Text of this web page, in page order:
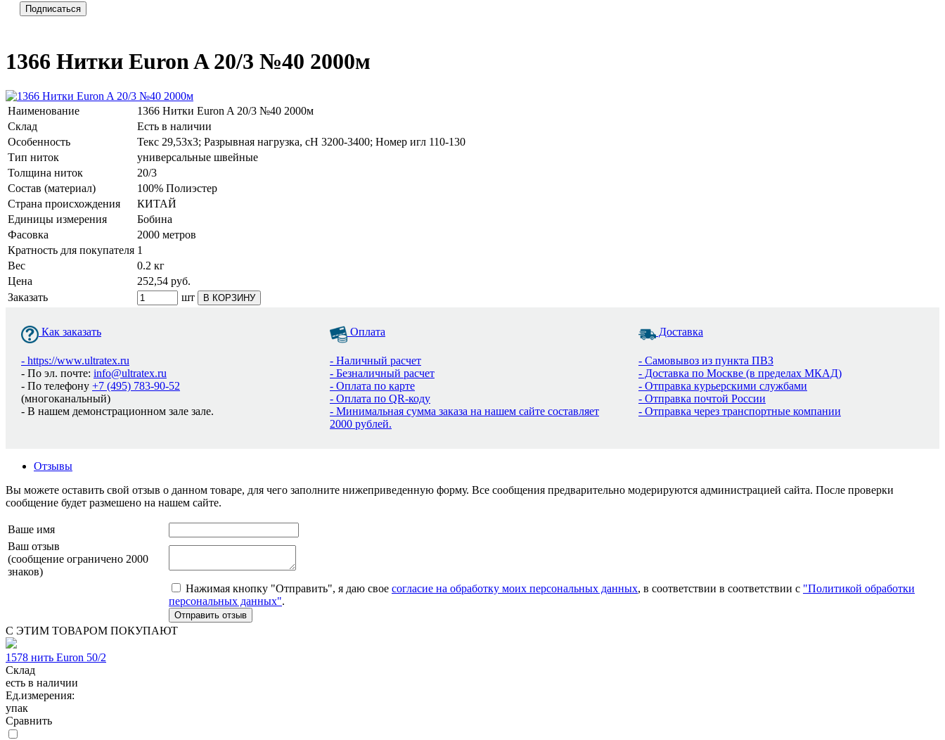
1366 Нитки Euron A 20/3 №40 2000м
Наименование
1366 Нитки Euron A 20/3 №40 2000м
Склад
Есть в наличии
Особенность
Текс 29,53х3; Разрывная нагрузка, сН 3200-3400; Номер игл 110-130
Тип ниток
универсальные швейные
Толщина ниток
20/3
Состав (материал)
100% Полиэстер
Страна происхождения
КИТАЙ
Единицы измерения
Бобина
Фасовка
2000 метров
Кратность для покупателя 1
Вес
0.2 кг
Цена
252,54 руб.
Заказать
шт В КОРЗИНУ
Как заказать
- https://www.ultratex.ru
- По эл. почте: info@ultratex.ru
- По телефону +7 (495) 783-90-52
(многоканальный)
- В нашем демонстрационном зале зале.
Оплата
- Наличный расчет
- Безналичный расчет
- Оплата по карте
- Оплата по QR-коду
- Минимальная сумма заказа на нашем сайте составляет
2000 рублей.
Доставка
- Самовывоз из пункта ПВЗ
- Доставка по Москве (в пределах МКАД)
- Отправка курьерскими службами
- Отправка почтой России
- Отправка через транспортные компании
Отзывы
Вы можете оставить свой отзыв о данном товаре, для чего заполните нижеприведенную форму. Все сообщения предварительно модерируются администрацией сайта. После проверки
сообщение будет размешено на нашем сайте.
Ваше имя
Ваш отзыв
(сообщение ограничено 2000
знаков)
Нажимая кнопку "Отправить", я даю свое согласие на обработку моих персональных данных, в соответствии в соответствии с "Политикой обработки
персональных данных".
С ЭТИМ ТОВАРОМ ПОКУПАЮТ
1578 нить Euron 50/2
Склад
есть в наличии
Ед.измерения:
упак
Сравнить